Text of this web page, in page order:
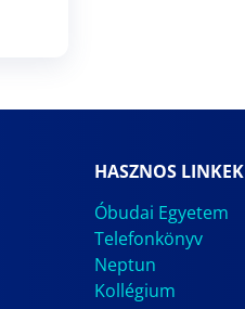
HASZNOS LINKEK
Óbudai Egyetem
Telefonkönyv
Neptun
Kollégium